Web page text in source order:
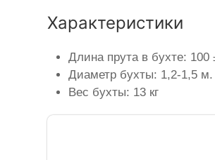
Характеристики
Длина прута в бухте: 100
Диаметр бухты: 1,2-1,5 м.
Вес бухты: 13 кг